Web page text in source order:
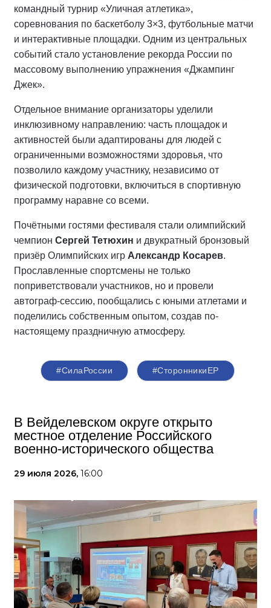
командный турнир «Уличная атлетика»,
соревнования по баскетболу 3×3, футбольные матчи
и интерактивные площадки. Одним из центральных
событий стало установление рекорда России по
массовому выполнению упражнения «Джампинг
Джек».
Отдельное внимание организаторы уделили
инклюзивному направлению: часть площадок и
активностей были адаптированы для людей с
ограниченными возможностями здоровья, что
позволило каждому участнику, независимо от
физической подготовки, включиться в спортивную
программу наравне со всеми.
Почётными гостями фестиваля стали олимпийский
чемпион Сергей Тетюхин и двукратный бронзовый
призёр Олимпийских игр Александр Косарев.
Прославленные спортсмены не только
поприветствовали участников, но и провели
автограф-сессию, пообщались с юными атлетами и
поделились собственным опытом, создав по-
настоящему праздничную атмосферу.
#СилаРоссии #СторонникиЕР
В Вейделевском округе открыто
местное отделение Российского
военно-исторического общества
29 июля 2026, 16:00